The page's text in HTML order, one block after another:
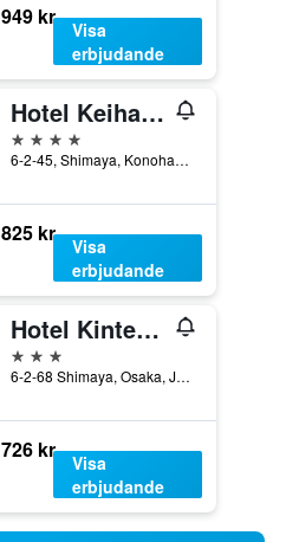
949 kr
Visa
erbjudande
Hotel Keihan Universal Tower
4 stjärnor
6-2-45, Shimaya, Konohana-ku, Osaka, Japan
825 kr
Visa
erbjudande
Hotel Kintetsu Universal City
3 stjärnor
6-2-68 Shimaya, Osaka, Japan
726 kr
Visa
erbjudande